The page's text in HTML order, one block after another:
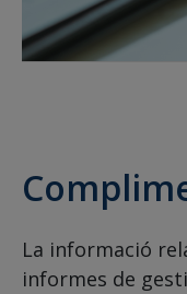
La informació
informes de